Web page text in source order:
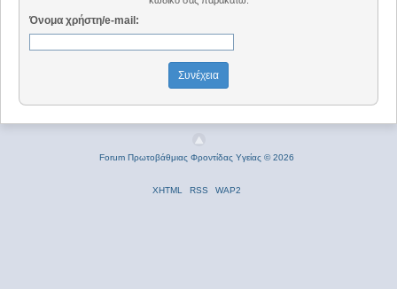
Όνομα χρήστη/e-mail:
Forum Πρωτοβάθμιας Φροντίδας Υγείας © 2026
XHTML RSS WAP2